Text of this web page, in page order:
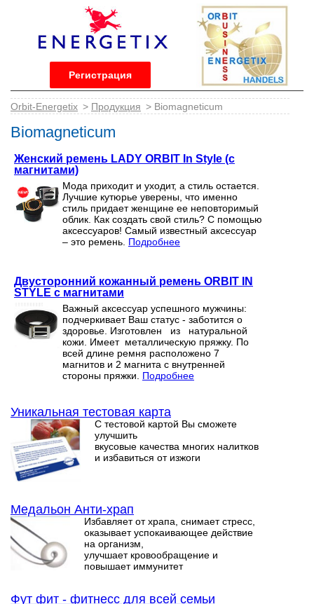
Регистрация
Orbit-Energetix > Продукция > Biomagneticum
Biomagneticum
Женский ремень LADY ORBIT In Style (с
магнитами)
Мода приходит и уходит, а стиль остается.
Лучшие кутюрье уверены, что именно
стиль придает женщине ее неповторимый
облик. Как создать свой стиль? С помощью
аксессуаров! Самый известный аксессуар
– это ремень. Подробнее
Двусторонний кожанный ремень ORBIT IN
STYLE с магнитами
Важный аксессуар успешного мужчины:
подчеркивает Ваш статус - заботится о
здоровье. Изготовлен из натуральной
кожи. Имеет металлическую пряжку. По
всей длине ремня расположено 7
магнитов и 2 магнита с внутренней
стороны пряжки. Подробнее
Уникальная тестовая карта
С тестовой картой Вы сможете
улучшить
вкусовые качества многих налитков
и избавиться от изжоги
Медальон Анти-храп
Избавляет от храпа, снимает стресс,
оказывает успокаивающее действие
на организм,
улучшает кровообращение и
повышает иммунитет
Фут фит - фитнесс для всей семьи